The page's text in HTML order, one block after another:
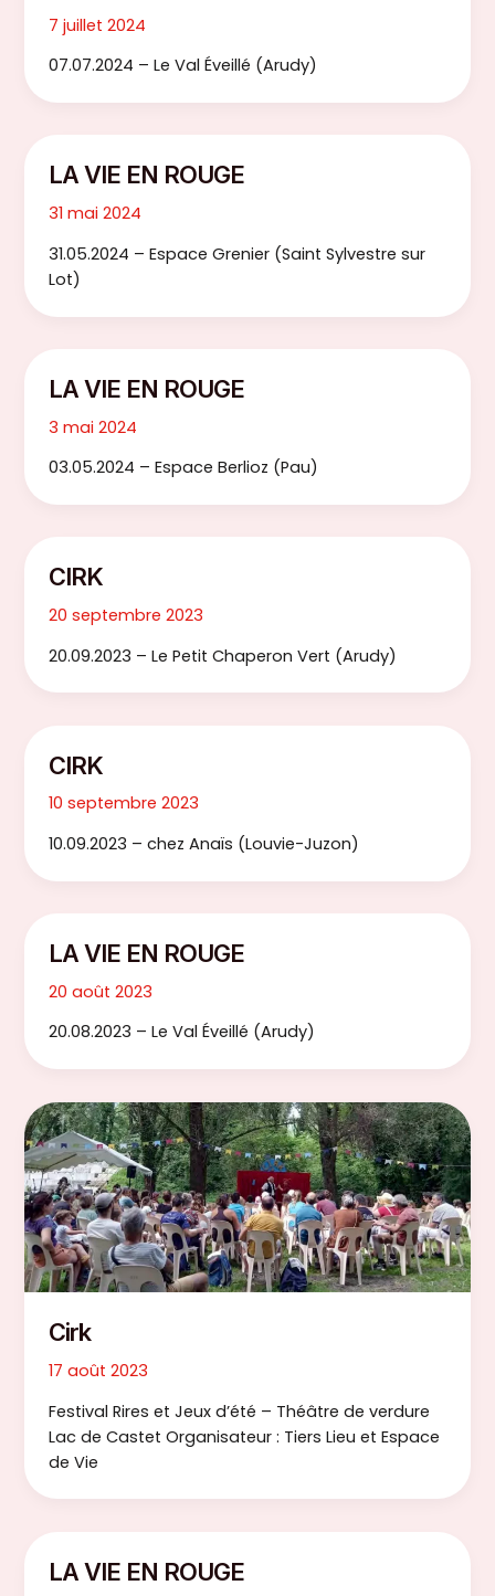
7 juillet 2024
07.07.2024 – Le Val Éveillé (Arudy)
LA VIE EN ROUGE
31 mai 2024
31.05.2024 – Espace Grenier (Saint Sylvestre sur
Lot)
LA VIE EN ROUGE
3 mai 2024
03.05.2024 – Espace Berlioz (Pau)
CIRK
20 septembre 2023
20.09.2023 – Le Petit Chaperon Vert (Arudy)
CIRK
10 septembre 2023
10.09.2023 – chez Anaïs (Louvie-Juzon)
LA VIE EN ROUGE
20 août 2023
20.08.2023 – Le Val Éveillé (Arudy)
Cirk
17 août 2023
Festival Rires et Jeux d’été – Théâtre de verdure
Lac de Castet Organisateur : Tiers Lieu et Espace
de Vie
LA VIE EN ROUGE